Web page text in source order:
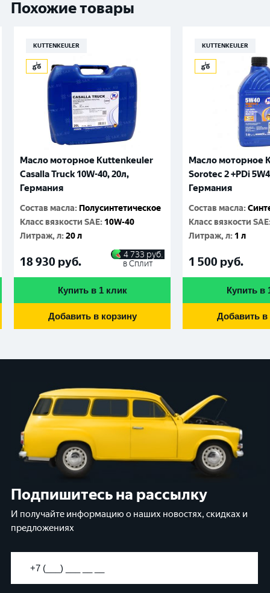
Похожие товары
KUTTENKEULER
Масло моторное Kuttenkeuler
Casalla Truck 10W-40, 20л,
Германия
Состав масла: Полусинтетическое
Класс вязкости SAE: 10W-40
Литраж, л:20 л
18 930 руб.
4 733 руб.
в Сплит
Купить в 1 клик
Добавить в корзину
KUTTENKEULER
Масло моторное
Sorotec 2 +PDi
Германия
Состав масла:
Класс вязкости SAE
Литраж, л: 1 л
1 500 руб.
Купить в
Добавить в
Подпишитесь на рассылку
И получайте информацию о наших новостях, скидках и
предложениях